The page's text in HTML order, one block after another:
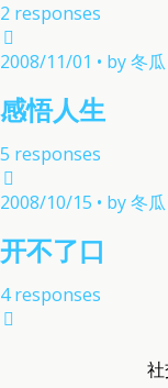
2 responses
2008/11/01 • by 冬瓜
感悟人生
5 responses
2008/10/15 • by 冬瓜
开不了口
4 responses